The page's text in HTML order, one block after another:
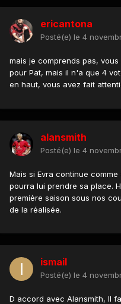
ericantona
Posté(e) le 4
mais je comprends pas,
pour Pat, mais il n'a que 4
en haut, vous avez fait
alansmith
Posté(e) le 4
Mais si Evra continue
pourra lui prendre sa place.
première saison sous nos
de la réalisée.
ismail
Posté(e) le 4
D accord avec Alansmith, Il